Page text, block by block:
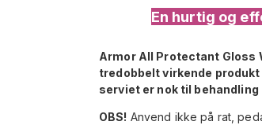
En hurtig og
Armor All Protectant Gloss
tredobbelt virkende
serviet er nok til
OBS! Anvend ikke på rat,